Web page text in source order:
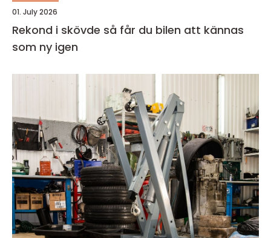
01. July 2026
Rekond i skövde så får du bilen att kännas
som ny igen